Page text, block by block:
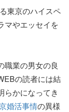
東京のハイスペ
マやエッセイを
職業の男女の良
の読者には結
らかになってき
婚活事情の異様